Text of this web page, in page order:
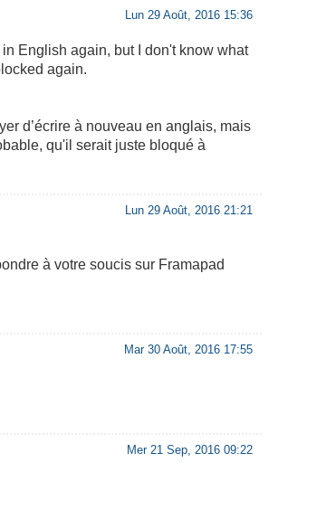
Lun 29 Août, 2016 15:36
English again, but I don't know what
again.
d’écrire à nouveau en anglais, mais
qu'il serait juste bloqué à
Lun 29 Août, 2016 21:21
à votre soucis sur Framapad
Mar 30 Août, 2016 17:55
Mer 21 Sep, 2016 09:22